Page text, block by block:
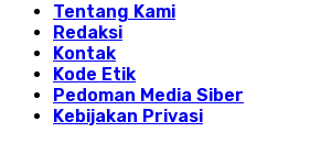
Tentang Kami
Redaksi
Kontak
Kode Etik
Pedoman Media Siber
Kebijakan Privasi